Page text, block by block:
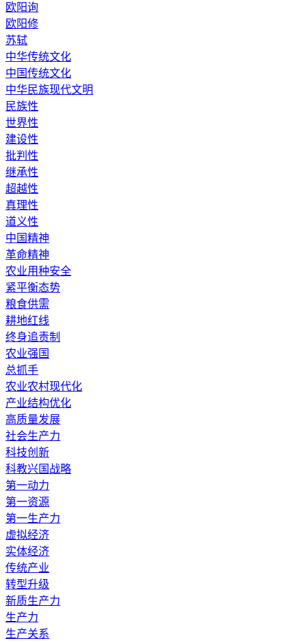
欧阳询
欧阳修
苏轼
中华传统文化
中国传统文化
中华民族现代文明
民族性
世界性
建设性
批判性
继承性
超越性
真理性
道义性
中国精神
革命精神
农业用种安全
紧平衡态势
粮食供需
耕地红线
终身追责制
农业强国
总抓手
农业农村现代化
产业结构优化
高质量发展
社会生产力
科技创新
科教兴国战略
第一动力
第一资源
第一生产力
虚拟经济
实体经济
传统产业
转型升级
新质生产力
生产力
生产关系